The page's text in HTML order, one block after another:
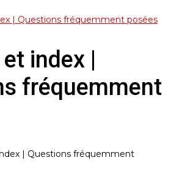
| Questions fréquemment posées
index |
fréquemment